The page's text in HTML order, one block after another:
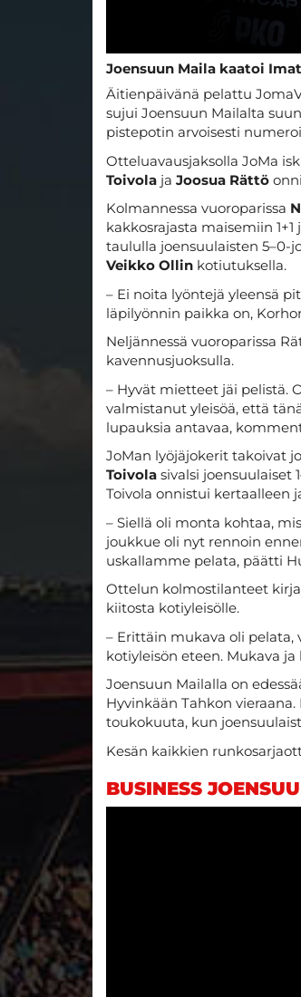
Joensuun Maila kaatoi
Äitienpäivänä pelattu
sujui Joensuun Mailalta
pistepotin arvoisesti
Otteluavausjaksolla JoMa
Toivola ja Joosua Rättö
Kolmannessa vuoroparissa
kakkosrajasta maisemiin
taululla joensuulaisten 5–0-
Veikko Ollin kotiutuksella.
– Ei noita lyöntejä yleensä
läpilyönnin paikka on,
Neljännessä vuoroparissa
kavennusjuoksulla.
– Hyvät mietteet jäi pelistä.
valmistanut yleisöä, että
lupauksia antavaa,
JoMan lyöjäjokerit takoivat
Toivola sivalsi joensuulaiset
Toivola onnistui kertaalleen
– Siellä oli monta kohtaa,
joukkue oli nyt rennoin
uskallamme pelata, päätti
Ottelun kolmostilanteet
kiitosta kotiyleisölle.
– Erittäin mukava oli pelata,
kotiyleisön eteen. Mukava
Joensuun Mailalla on
Hyvinkään Tahkon
toukokuuta, kun
Kesän kaikkien
BUSINESS